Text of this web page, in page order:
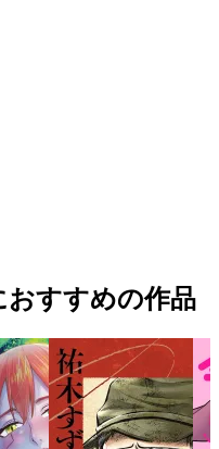
おすすめの作品